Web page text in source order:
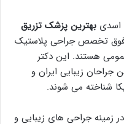
بهترین پزشک تزریق
فوق تخصص جراحی پلاستیک
هستند. این دکتر
جراحان زیبایی ایران و
شناخته می شوند.
اسدی بیشتر از 17 سال در زمینه جراحی های زیبایی و